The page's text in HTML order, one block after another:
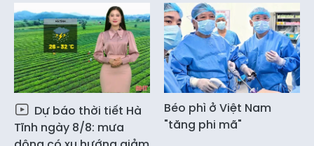
Dự báo thời tiết Hà
Tĩnh ngày 8/8: mưa
Béo phì ở Việt Nam
"tăng phi mã"